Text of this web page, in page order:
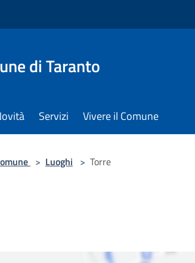
di Taranto
Servizi Vivere il Comune
> Luoghi > Torre